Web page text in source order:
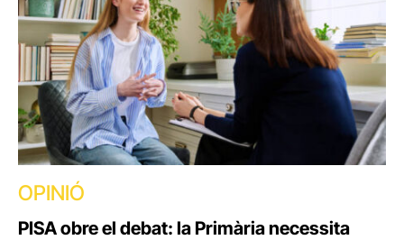
OPINIÓ
PISA obre el debat: la Primària necessita